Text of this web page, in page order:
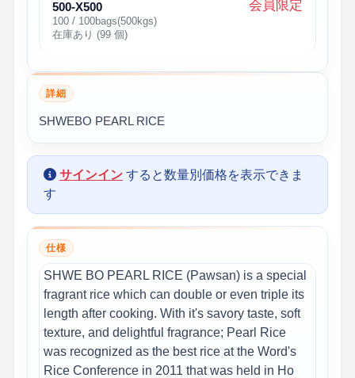
500-X500
100 / 100bags(500kgs)
在庫あり (99 個)
会員限定
詳細
SHWEBO PEARL RICE
サインイン すると数量別価格を表示できま
す
仕様
SHWE BO PEARL RICE (Pawsan) is a special
fragrant rice which can double or even triple its
length after cooking. With it's savory taste, soft
texture, and delightful fragrance; Pearl Rice
was recognized as the best rice at the Word's
Rice Conference in 2011 that was held in Ho